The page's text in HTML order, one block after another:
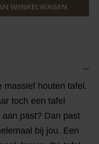
WINKELWAGEN
massief houten tafel.
toch een tafel
past? Dan past
bij jou. Een